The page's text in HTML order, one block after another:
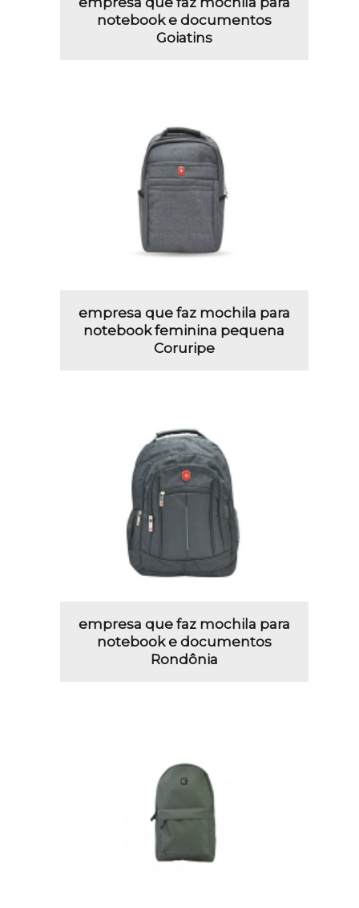
notebook e documentos
Goiatins
empresa que faz mochila para
notebook feminina pequena
Coruripe
empresa que faz mochila para
notebook e documentos
Rondônia